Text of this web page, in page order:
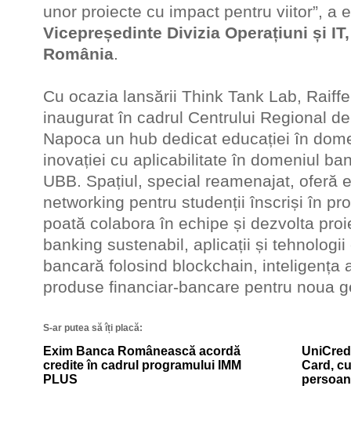
unor proiecte cu impact pentru viitor”, a
Vicepreședinte Divizia Operațiuni și
România.
Cu ocazia lansării Think Tank Lab,
inaugurat în cadrul Centrului Regional
Napoca un hub dedicat educației în
inovației cu aplicabilitate în domeniul
UBB. Spațiul, special reamenajat, oferă
networking pentru studenții înscriși în
poată colabora în echipe și dezvolta
banking sustenabil, aplicații și
bancară folosind blockchain, inteligența
produse financiar-bancare pentru noua
S-ar putea să îți placă:
Exim Banca Românească acordă
credite în cadrul programului IMM
PLUS
Card,